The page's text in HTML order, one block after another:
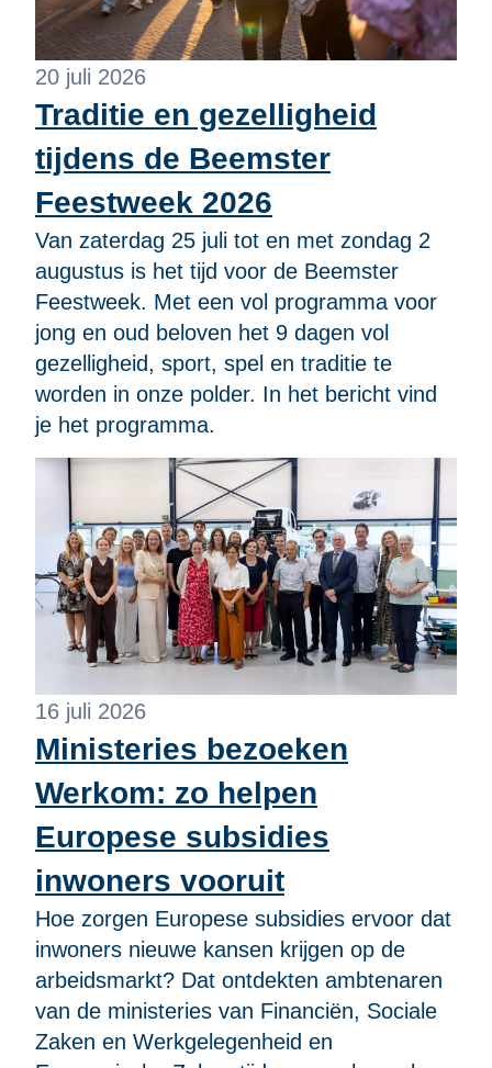
20 juli 2026
Traditie en gezelligheid
tijdens de Beemster
Feestweek 2026
Van zaterdag 25 juli tot en met zondag 2
augustus is het tijd voor de Beemster
Feestweek. Met een vol programma voor
jong en oud beloven het 9 dagen vol
gezelligheid, sport, spel en traditie te
worden in onze polder. In het bericht vind
je het programma.
16 juli 2026
Ministeries bezoeken
Werkom: zo helpen
Europese subsidies
inwoners vooruit
Hoe zorgen Europese subsidies ervoor dat
inwoners nieuwe kansen krijgen op de
arbeidsmarkt? Dat ontdekten ambtenaren
van de ministeries van Financiën, Sociale
Zaken en Werkgelegenheid en